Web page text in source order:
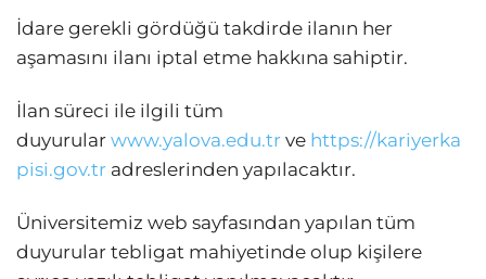
İdare gerekli gördüğü takdirde ilanın her
aşamasını ilanı iptal etme hakkına sahiptir.
İlan süreci ile ilgili tüm
duyurular www.yalova.edu.tr ve https://kariyerka
pisi.gov.tr adreslerinden yapılacaktır.
Üniversitemiz web sayfasından yapılan tüm
duyurular tebligat mahiyetinde olup kişilere